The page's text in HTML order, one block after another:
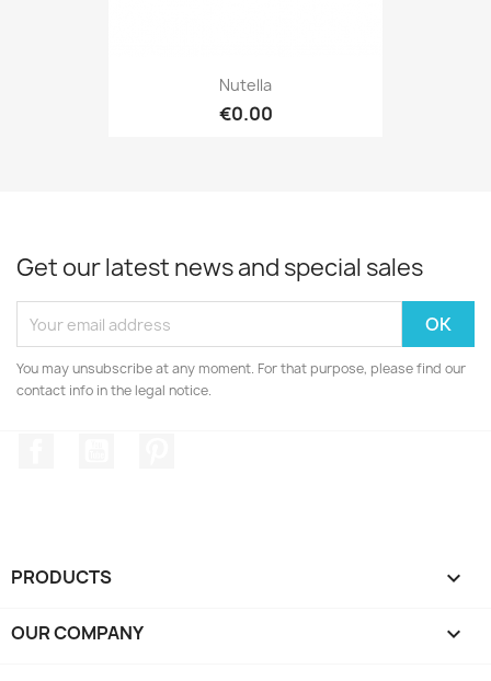
Nutella
€0.00
Get our latest news and special sales
You may unsubscribe at any moment. For that purpose, please find our
contact info in the legal notice.
PRODUCTS 
OUR COMPANY 